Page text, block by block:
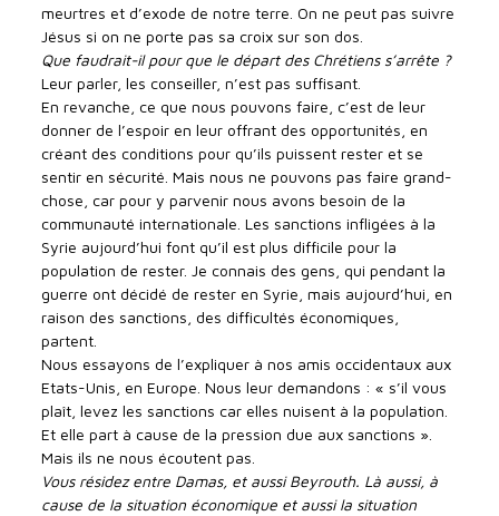
meurtres et d’exode de notre terre. On ne peut pas suivre
Jésus si on ne porte pas sa croix sur son dos.
Que faudrait-il pour que le départ des Chrétiens s’arrête ?
Leur parler, les conseiller, n’est pas suffisant.
En revanche, ce que nous pouvons faire, c’est de leur
donner de l’espoir en leur offrant des opportunités, en
créant des conditions pour qu’ils puissent rester et se
sentir en sécurité. Mais nous ne pouvons pas faire grand-
chose, car pour y parvenir nous avons besoin de la
communauté internationale. Les sanctions infligées à la
Syrie aujourd’hui font qu’il est plus difficile pour la
population de rester. Je connais des gens, qui pendant la
guerre ont décidé de rester en Syrie, mais aujourd’hui, en
raison des sanctions, des difficultés économiques,
partent.
Nous essayons de l’expliquer à nos amis occidentaux aux
Etats-Unis, en Europe. Nous leur demandons : « s’il vous
plaît, levez les sanctions car elles nuisent à la population.
Et elle part à cause de la pression due aux sanctions ».
Mais ils ne nous écoutent pas.
Vous résidez entre Damas, et aussi Beyrouth. Là aussi, à
cause de la situation économique et aussi la situation